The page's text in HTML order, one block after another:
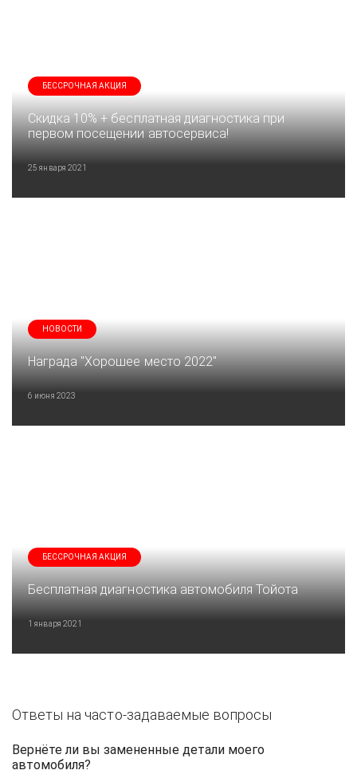
БЕССРОЧНАЯ АКЦИЯ
Скидка 10% + бесплатная диагностика при
первом посещении автосервиса!
25 января 2021
НОВОСТИ
Награда "Хорошее место 2022"
6 июня 2023
БЕССРОЧНАЯ АКЦИЯ
Бесплатная диагностика автомобиля Тойота
1 января 2021
Ответы на часто-задаваемые вопросы
Вернёте ли вы замененные детали моего
автомобиля?